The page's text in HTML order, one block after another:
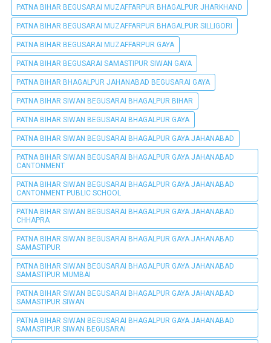
PATNA BIHAR BEGUSARAI MUZAFFARPUR BHAGALPUR JHARKHAND
PATNA BIHAR BEGUSARAI MUZAFFARPUR BHAGALPUR SILLIGORI
PATNA BIHAR BEGUSARAI MUZAFFARPUR GAYA
PATNA BIHAR BEGUSARAI SAMASTIPUR SIWAN GAYA
PATNA BIHAR BHAGALPUR JAHANABAD BEGUSARAI GAYA
PATNA BIHAR SIWAN BEGUSARAI BHAGALPUR BIHAR
PATNA BIHAR SIWAN BEGUSARAI BHAGALPUR GAYA
PATNA BIHAR SIWAN BEGUSARAI BHAGALPUR GAYA JAHANABAD
PATNA BIHAR SIWAN BEGUSARAI BHAGALPUR GAYA JAHANABAD
CANTONMENT
PATNA BIHAR SIWAN BEGUSARAI BHAGALPUR GAYA JAHANABAD
CANTONMENT PUBLIC SCHOOL
PATNA BIHAR SIWAN BEGUSARAI BHAGALPUR GAYA JAHANABAD
CHHAPRA
PATNA BIHAR SIWAN BEGUSARAI BHAGALPUR GAYA JAHANABAD
SAMASTIPUR
PATNA BIHAR SIWAN BEGUSARAI BHAGALPUR GAYA JAHANABAD
SAMASTIPUR MUMBAI
PATNA BIHAR SIWAN BEGUSARAI BHAGALPUR GAYA JAHANABAD
SAMASTIPUR SIWAN
PATNA BIHAR SIWAN BEGUSARAI BHAGALPUR GAYA JAHANABAD
SAMASTIPUR SIWAN BEGUSARAI